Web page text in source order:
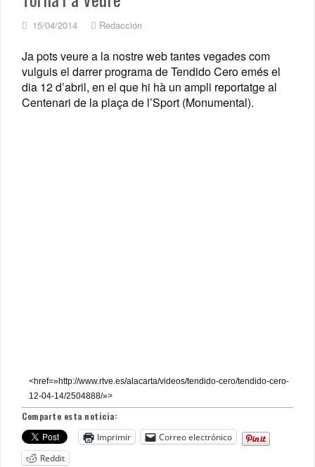
15/04/2014 Redacción
Ja pots veure a la nostre web tantes vegades com
vulguis el darrer programa de Tendido Cero emés el
dia 12 d’abril, en el que hi hà un ampli reportatge al
Centenari de la plaça de l’Sport (Monumental).
<href=»http://www.rtve.es/alacarta/videos/tendido-cero/tendido-cero-
12-04-14/2504888/»>
Comparte esta noticia:
Imprimir
Correo electrónico
Reddit